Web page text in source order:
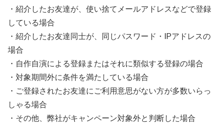
・紹介したお友達が、使い捨てメールアドレスなどで登録
している場合
・紹介したお友達同士が、同じパスワード・IPアドレスの
場合
・自作自演による登録またはそれに類似する登録の場合
・対象期間外に条件を満たしている場合
・ご登録されたお友達にご利用意思がない方が多数いらっ
しゃる場合
・その他、弊社がキャンペーン対象外と判断した場合